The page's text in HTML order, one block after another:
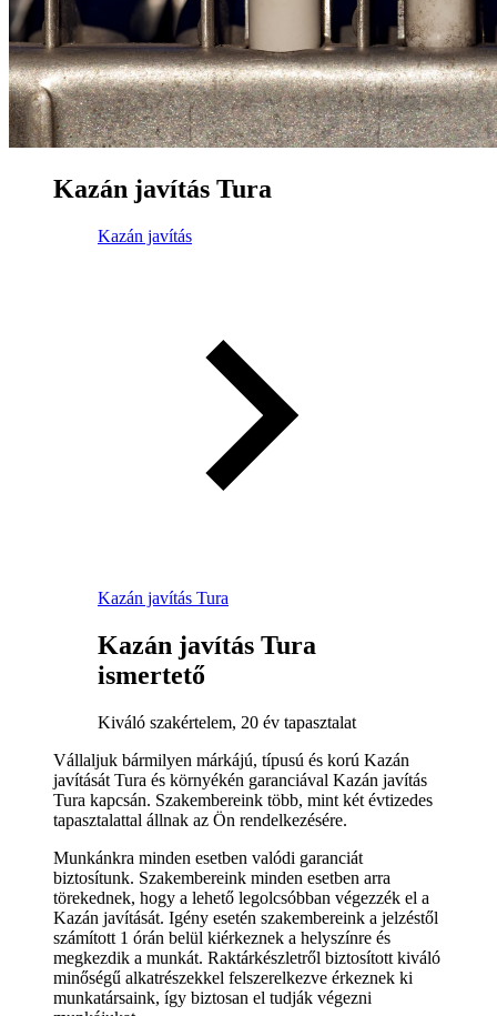
Kazán javítás Tura
Kazán javítás
Kazán javítás Tura
Kazán javítás Tura
ismertető
Kiváló szakértelem, 20 év tapasztalat
Vállaljuk bármilyen márkájú, típusú és korú Kazán
javítását Tura és környékén garanciával Kazán javítás
Tura kapcsán. Szakembereink több, mint két évtizedes
tapasztalattal állnak az Ön rendelkezésére.
Munkánkra minden esetben valódi garanciát
biztosítunk. Szakembereink minden esetben arra
törekednek, hogy a lehető legolcsóbban végezzék el a
Kazán javítását. Igény esetén szakembereink a jelzéstől
számított 1 órán belül kiérkeznek a helyszínre és
megkezdik a munkát. Raktárkészletről biztosított kiváló
minőségű alkatrészekkel felszerelkezve érkeznek ki
munkatársaink, így biztosan el tudják végezni